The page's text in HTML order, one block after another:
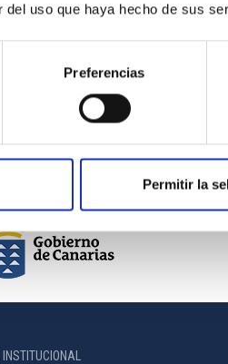
del uso que haya hecho de sus
Preferencias
Permitir la
HcE 2020 Nayra Rodríguez